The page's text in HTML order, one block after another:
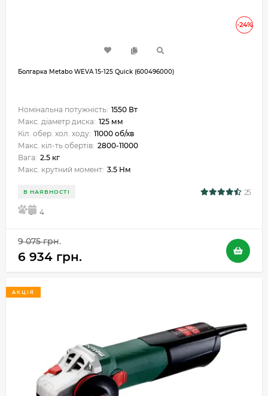
-24%
Болгарка Metabo WEVA 15-125 Quick (600496000)
Номінальна потужність: 1550 Вт
Макс. діаметр диска: 125 мм
Кіл. обер. хол. ходу: 11000 об/хв
Макс. кіл-ть обертів: 2800-11000
Вага: 2.5 кг
Макс. крутний момент: 3.5 Нм
В НАЯВНОСТІ 25
5 4
9 075 грн.
6 934 грн.
АКЦІЯ